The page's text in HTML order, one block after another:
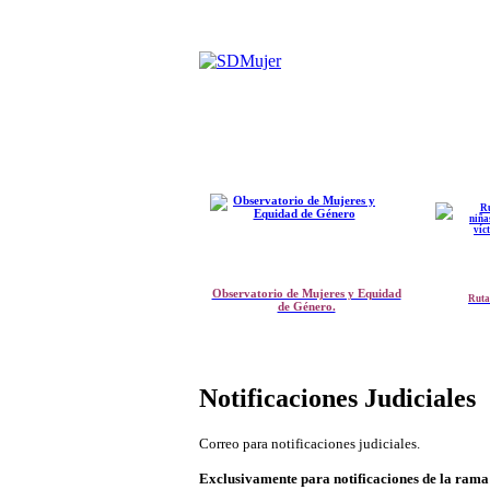
Observatorio de Mujeres y Equidad
de Género.
Notificaciones Judiciales
Correo para notificaciones judiciales.
Exclusivamente para notificaciones de la